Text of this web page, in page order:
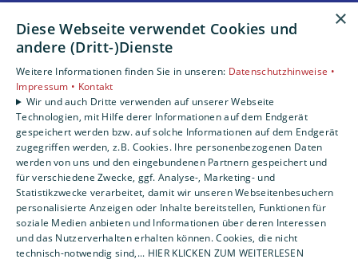
Privatkunden
Gewerbekunden
Karriere
Unternehmen
Kontakt
×
Diese Webseite verwendet Cookies und
andere (Dritt-)Dienste
Weitere Informationen finden Sie in unseren: Datenschutzhinweise •
Impressum • Kontakt
Wir und auch Dritte verwenden auf unserer Webseite
Technologien, mit Hilfe derer Informationen auf dem Endgerät
gespeichert werden bzw. auf solche Informationen auf dem Endgerät
zugegriffen werden, z.B. Cookies. Ihre personenbezogenen Daten
werden von uns und den eingebundenen Partnern gespeichert und
für verschiedene Zwecke, ggf. Analyse-, Marketing- und
Statistikzwecke verarbeitet, damit wir unseren Webseitenbesuchern
personalisierte Anzeigen oder Inhalte bereitstellen, Funktionen für
soziale Medien anbieten und Informationen über deren Interessen
und das Nutzerverhalten erhalten können. Cookies, die nicht
technisch-notwendig sind,... HIER KLICKEN ZUM WEITERLESEN